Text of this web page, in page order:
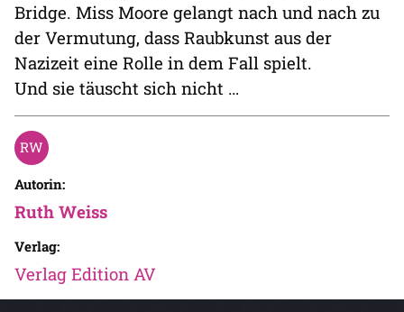
Bridge. Miss Moore gelangt nach und nach zu
der Vermutung, dass Raubkunst aus der
Nazizeit eine Rolle in dem Fall spielt.
Und sie täuscht sich nicht …
Autorin:
Ruth Weiss
Verlag:
Verlag Edition AV